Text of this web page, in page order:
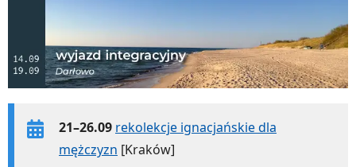
21–26.09 rekolekcje ignacjańskie dla
mężczyzn [Kraków]